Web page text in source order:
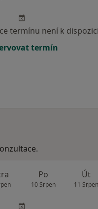
termínu není k dispozici
termín
Po
10 Srpen
Út
11 Srpen